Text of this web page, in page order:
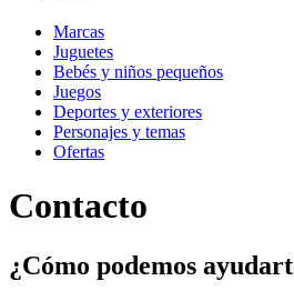
Marcas
Juguetes
Bebés y niños pequeños
Juegos
Deportes y exteriores
Personajes y temas
Ofertas
Contacto
¿Cómo podemos